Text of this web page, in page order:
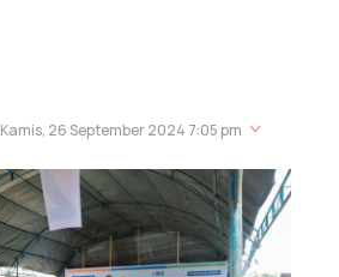
Kamis, 26 September 2024 7:05 pm